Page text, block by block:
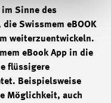
Sinne des
Swissmem eBOOK
weiterzuentwickeln.
eBook App in die
flüssigere
Beispielsweise
Möglichkeit, auch